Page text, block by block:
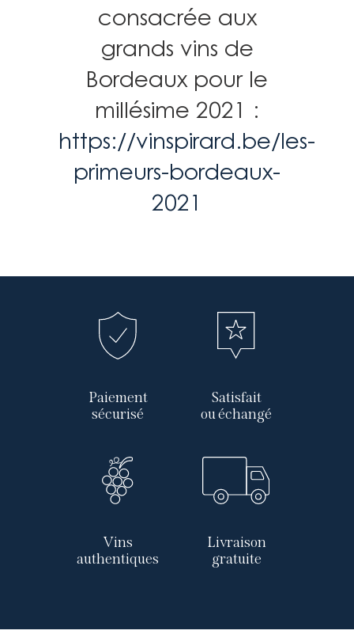
consacrée aux
grands vins de
Bordeaux pour le
millésime 2021 :
https://vinspirard.be/les-
primeurs-bordeaux-
2021
Paiement
sécurisé
Satisfait
ou échangé
Vins
authentiques
Livraison
gratuite